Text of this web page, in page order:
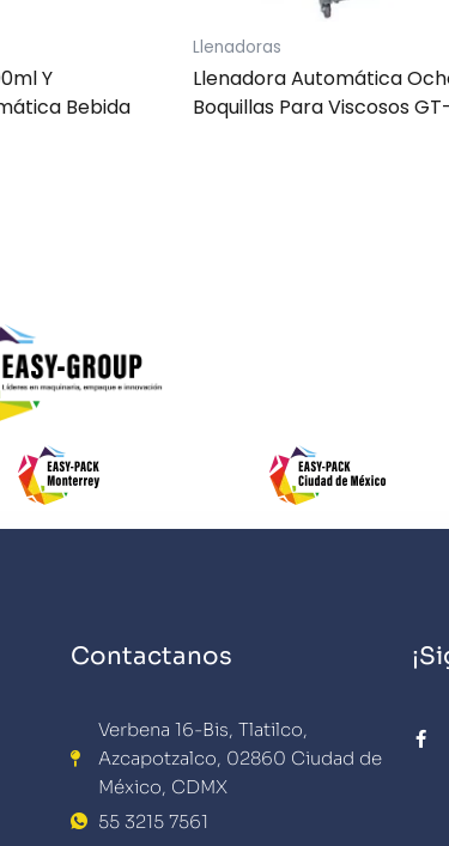
Y
Bebida
Llenadoras
Llenadora Automática
Boquillas Para Viscosos
Contactanos
Verbena 16-Bis, Tlatilco,
Azcapotzalco, 02860 Ciudad de
México, CDMX
55 3215 7561
a